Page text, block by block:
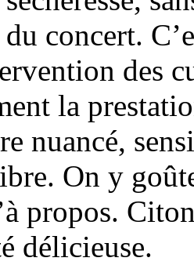
concert.
des
la
nuancé,
On y
propos.
délicieuse.